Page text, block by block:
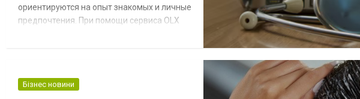
ориентируются на опыт знакомых и личные
предпочтения. При помощи сервиса OLX
достаточно легко реализоваться как
Бізнес новини